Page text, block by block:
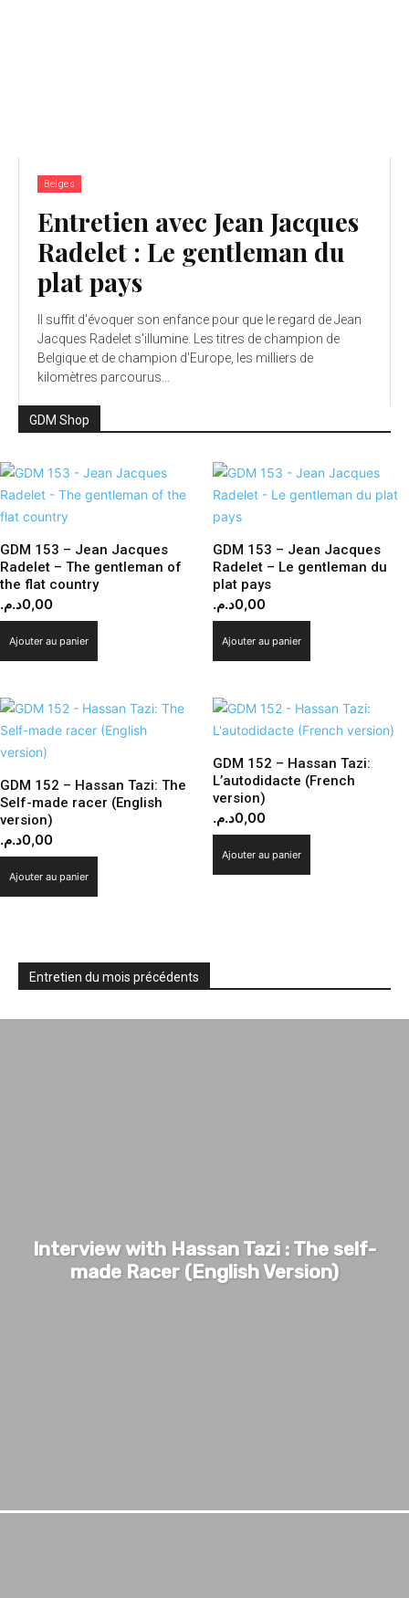
Belges
Entretien avec Jean Jacques
Radelet : Le gentleman du
plat pays
Il suffit d'évoquer son enfance pour que le regard de Jean
Jacques Radelet s'illumine. Les titres de champion de
Belgique et de champion d'Europe, les milliers de
kilomètres parcourus...
GDM Shop
GDM 153 – Jean Jacques
Radelet – The gentleman of
the flat country
0,00د.م.
Ajouter au panier
GDM 153 – Jean Jacques
Radelet – Le gentleman du
plat pays
0,00د.م.
Ajouter au panier
GDM 152 – Hassan Tazi: The
Self-made racer (English
version)
0,00د.م.
Ajouter au panier
GDM 152 – Hassan Tazi:
L’autodidacte (French
version)
0,00د.م.
Ajouter au panier
Entretien du mois précédents
Interview with Hassan Tazi : The self-
made Racer (English Version)